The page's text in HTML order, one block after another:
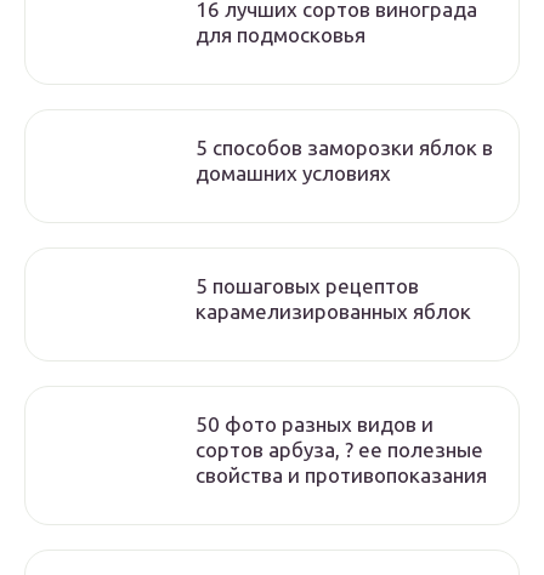
16 лучших сортов винограда
для подмосковья
5 способов заморозки яблок в
домашних условиях
5 пошаговых рецептов
карамелизированных яблок
50 фото разных видов и
сортов арбуза, ? ее полезные
свойства и противопоказания